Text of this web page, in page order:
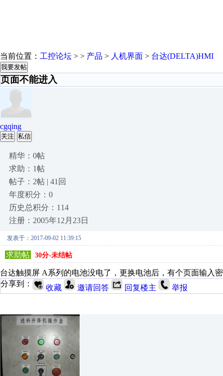
当前位置： 工控论坛 > > 产品 > 人机界面 > 台达(DELTA)HMI
我要发帖
页面不能进入
cgqing
关注 私信
精华：0帖
求助：1帖
帖子：2帖 | 41回
年度积分：0
历史总积分：114
注册：2005年12月23日
发表于：2017-09-02 11:39:15
求助帖 30分-未结帖
台达触摸屏 A系列的电池没电了，更换电池后，有个页面输入
分享到：
收藏 邀请回答 回复楼主 举报